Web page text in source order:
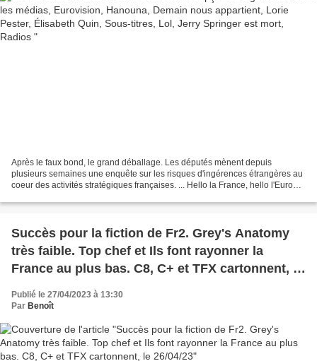
Après le faux bond, le grand déballage. Les députés mènent depuis
plusieurs semaines une enquête sur les risques d'ingérences étrangères au
coeur des activités stratégiques françaises. ... Hello la France, hello l'Europe,
Succès pour la fiction de Fr2. Grey's Anatomy
très faible. Top chef et Ils font rayonner la
France au plus bas. C8, C+ et TFX cartonnent, le
Publié le 27/04/2023 à 13:30
Par Benoît